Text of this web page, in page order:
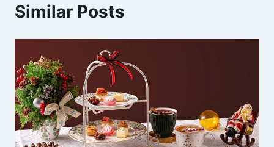
Similar Posts